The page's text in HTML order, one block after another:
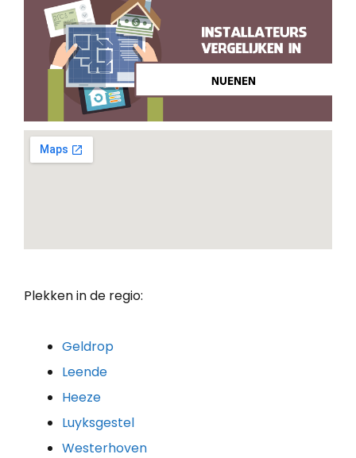
Plekken in de regio:
Geldrop
Leende
Heeze
Luyksgestel
Westerhoven